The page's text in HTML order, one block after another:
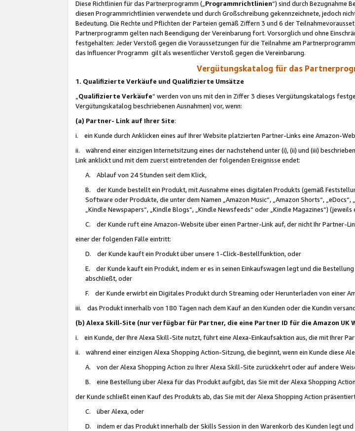
Diese Richtlinien für das Partnerprogramm („Programmrichtlinien“) sind durch Bezugnahme
diesen Programmrichtlinien verwendete und durch Großschreibung gekennzeichnete, jedoch
Bedeutung. Die Rechte und Pflichten der Parteien gemäß Ziffern 3 und 6 der
Partnerprogramm gelten nach Beendigung der Vereinbarung fort. Vorsorglich und ohne
festgehalten: Jeder Verstoß gegen die Voraussetzungen für die Teilnahme am
das Influencer Programm gilt als wesentlicher Verstoß gegen die Vereinbarung.
Vergütungskatalog für das
1. Qualifizierte Verkäufe und Qualifizierte Umsätze
Qualifizierte Verkäufe“ werden von uns mit den in Ziffer 3 dieses Vergütungskatalogs
Vergütungskatalog beschriebenen Ausnahmen) vor, wenn:
(a) Partner- Link auf Ihrer Site:
i. ein Kunde durch Anklicken eines auf Ihrer Website platzierten Partner-Links eine Amazon-
ii. während einer einzigen Internetsitzung eines der nachstehend unter (i), (ii) und (iii)
Link anklickt und mit dem zuerst eintretenden der folgenden Ereignisse endet:
A. Ablauf von 24 Stunden seit dem Klick,
B. der Kunde bestellt ein Produkt, mit Ausnahme eines digitalen Produkts (gemäß
Software oder Produkte, die unter dem Namen „Amazon Music“, „Amazon Shorts“,
„Kindle Newspapers“, „Kindle Blogs“, „Kindle Newsfeeds“ oder „Kindle Magazines“) (jeweils
C. der Kunde ruft eine Amazon-Website über einen Partner-Link auf, der nicht Ihr Partner-
einer der folgenden Fälle eintritt:
D. der Kunde kauft ein Produkt über unsere 1-Click-Bestellfunktion, oder
E. der Kunde kauft ein Produkt, indem er es in seinen Einkaufswagen legt und die
abschließt, oder
F. der Kunde erwirbt ein Digitales Produkt durch Streaming oder Herunterladen von einer
iii. das Produkt innerhalb von 180 Tagen nach dem Kauf an den Kunden oder die Kundin
(b) Alexa Skill-Site (nur verfügbar für Partner, die eine Partner ID für die Amazon
i. ein Kunde, der Ihre Alexa Skill-Site nutzt, führt eine Alexa-Einkaufsaktion aus, die mit Ihrer
ii. während einer einzigen Alexa Shopping Action-Sitzung, die beginnt, wenn ein Kunde diese
A. von der Alexa Shopping Action zu Ihrer Alexa Skill-Site zurückkehrt oder auf andere
B. eine Bestellung über Alexa für das Produkt aufgibt, das Sie mit der Alexa Shopping Action
der Kunde schließt einen Kauf des Produkts ab, das Sie mit der Alexa Shopping Action
C. über Alexa, oder
D. indem er das Produkt innerhalb der Skills Session in den Warenkorb des Kunden legt